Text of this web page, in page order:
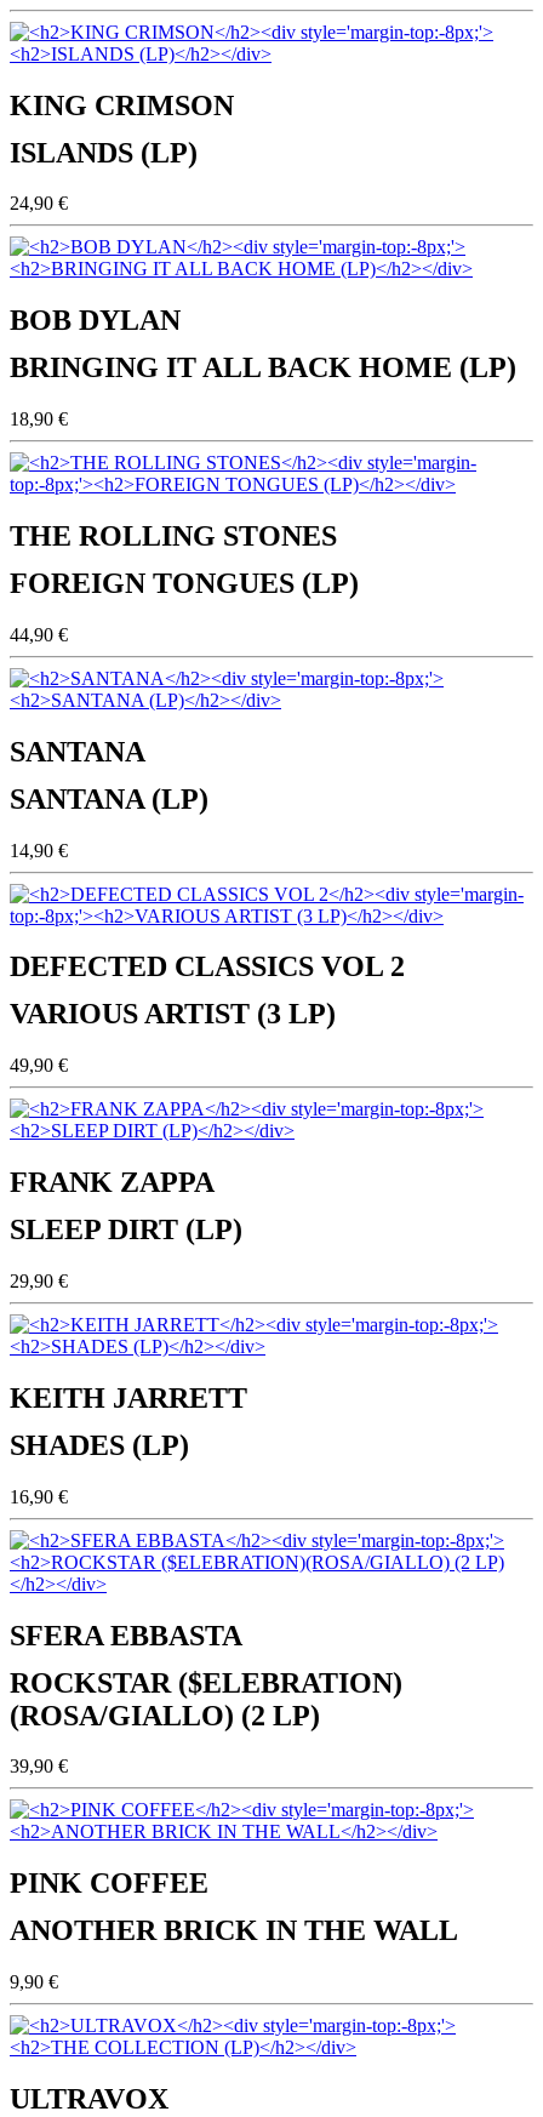
KING CRIMSON
ISLANDS (LP)
24,90 €
BOB DYLAN
BRINGING IT ALL BACK HOME (LP)
18,90 €
THE ROLLING STONES
FOREIGN TONGUES (LP)
44,90 €
SANTANA
SANTANA (LP)
14,90 €
DEFECTED CLASSICS VOL 2
VARIOUS ARTIST (3 LP)
49,90 €
FRANK ZAPPA
SLEEP DIRT (LP)
29,90 €
KEITH JARRETT
SHADES (LP)
16,90 €
SFERA EBBASTA
ROCKSTAR ($ELEBRATION)
(ROSA/GIALLO) (2 LP)
39,90 €
PINK COFFEE
ANOTHER BRICK IN THE WALL
9,90 €
ULTRAVOX